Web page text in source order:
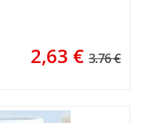
2,63 € 3.76 €